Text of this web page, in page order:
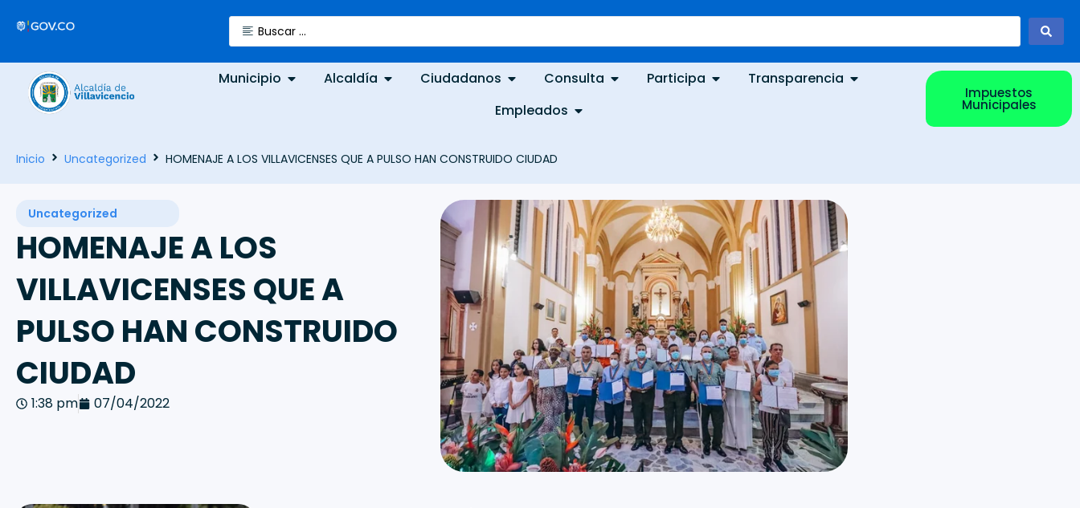
Municipio Alcaldía Ciudadanos Consulta Participa
Transparencia
Empleados
Impuestos
Municipales
Inicio Uncategorized HOMENAJE A LOS VILLAVICENSES QUE A PULSO HAN CONSTRUIDO CIUDAD
Uncategorized
HOMENAJE A LOS
VILLAVICENSES QUE A
PULSO HAN CONSTRUIDO
CIUDAD
1:38 pm 07/04/2022